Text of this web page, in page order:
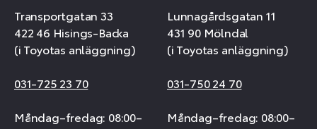
Transportgatan 33
422 46 Hisings-Backa
(i Toyotas anläggning)
031-725 23 70
Måndag–fredag: 08:00–
Lunnagårdsgatan 11
431 90 Mölndal
(i Toyotas anläggning)
031-750 24 70
Måndag–fredag: 08:00–